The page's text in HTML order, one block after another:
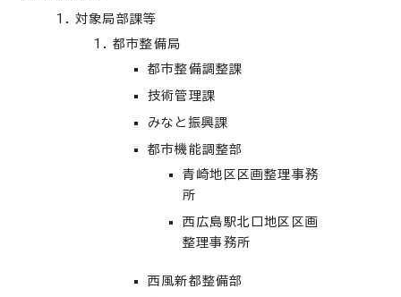
対象局部課等
都市整備局
都市整備調整課
技術管理課
みなと振興課
都市機能調整部
青崎地区区画整理事務
所
西広島駅北口地区区画
整理事務所
西風新都整備部